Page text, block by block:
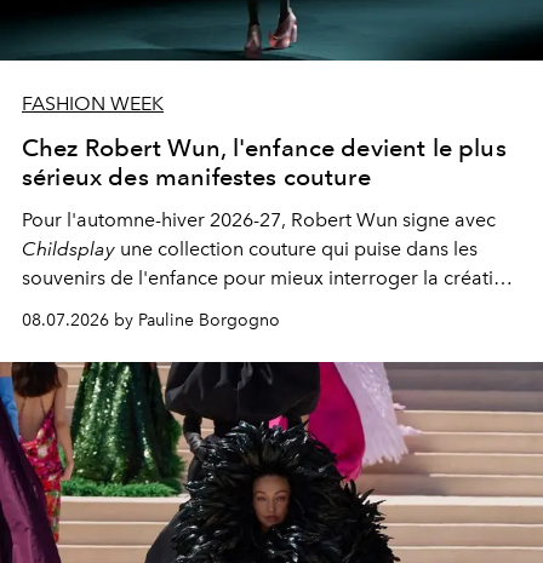
FASHION WEEK
Chez Robert Wun, l'enfance devient le plus
sérieux des manifestes couture
Pour l'automne-hiver 2026-27, Robert Wun signe avec
Childsplay une collection couture qui puise dans les
souvenirs de l'enfance pour mieux interroger la création,
l'émotion et l'essence même de la beauté.
08.07.2026 by Pauline Borgogno